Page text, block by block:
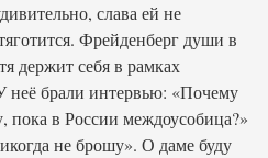
слава ей не
Фрейденберг души в
держит себя в рамках
брали интервью: «Почему
пока в России междоусобица?»
не брошу». О даме буду